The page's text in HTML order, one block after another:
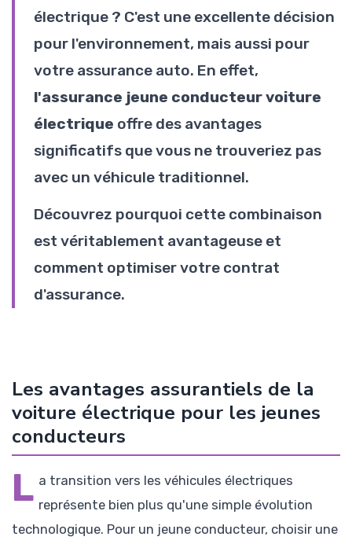
électrique ? C'est une excellente décision
pour l'environnement, mais aussi pour
votre assurance auto. En effet,
l'assurance jeune conducteur voiture
électrique offre des avantages
significatifs que vous ne trouveriez pas
avec un véhicule traditionnel.
Découvrez pourquoi cette combinaison
est véritablement avantageuse et
comment optimiser votre contrat
d'assurance.
Les avantages assurantiels de la
voiture électrique pour les jeunes
conducteurs
L a transition vers les véhicules électriques
représente bien plus qu'une simple évolution
technologique. Pour un jeune conducteur, choisir une